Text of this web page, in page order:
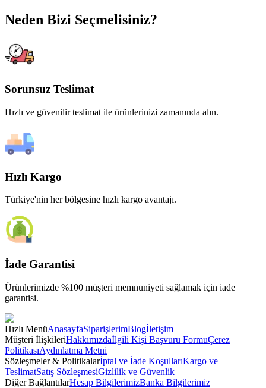
Neden Bizi Seçmelisiniz?
Sorunsuz Teslimat
Hızlı ve güvenilir teslimat ile ürünlerinizi zamanında alın.
Hızlı Kargo
Türkiye'nin her bölgesine hızlı kargo avantajı.
İade Garantisi
Ürünlerimizde %100 müşteri memnuniyeti sağlamak için iade
garantisi.
Hızlı MenüAnasayfaSiparişlerimBlogİletişim
Müşteri İlişkileriHakkımızdaİlgili Kişi Başvuru FormuÇerez
PolitikasıAydınlatma Metni
Sözleşmeler & Politikalarİptal ve İade KoşullarıKargo ve
TeslimatSatış SözleşmesiGizlilik ve Güvenlik
Diğer BağlantılarHesap BilgilerimizBanka Bilgilerimiz